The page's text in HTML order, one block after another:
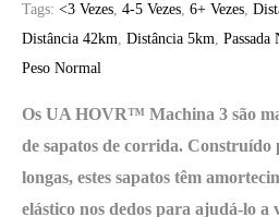
original
era:
160,00 €.
Tags: <3 Vezes, 4-5 Vezes, 6+ Vezes,
Distância 42km, Distância 5km, Passada
Peso Normal
Os UA HOVR™ Machina 3 são
de sapatos de corrida. Construído
longas, estes sapatos têm
elástico nos dedos para ajudá-lo a